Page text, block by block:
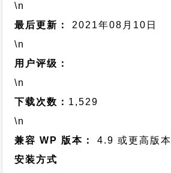
\n
最后更新：
2021年08月10日
\n
用户评级：
\n
下载次数： 1,529
\n
兼容 WP 版本：
4.9 或更高版本
安装方式